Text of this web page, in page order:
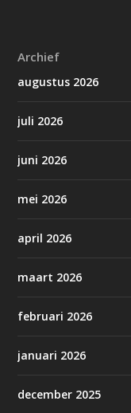
Archief
augustus 2026
juli 2026
juni 2026
mei 2026
april 2026
maart 2026
februari 2026
januari 2026
december 2025